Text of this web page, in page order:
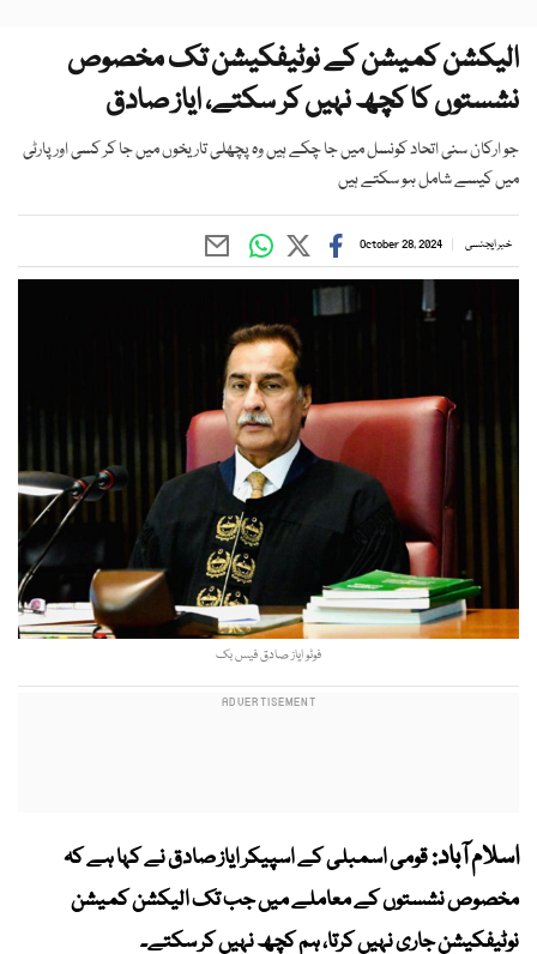
الیکشن کمیشن کے نوٹیفکیشن تک مخصوص
نشستوں کا کچھ نہیں کر سکتے، ایاز صادق
جو ارکان سنی اتحاد کونسل میں جا چکے ہیں وہ پچھلی تاریخوں میں جا کر کسی اور پارٹی
میں کیسے شامل ہو سکتے ہیں
خبر ایجنسی October 28, 2024
فوٹو ایاز صادق فیس بک
اسلام آباد:قومی اسمبلی کے اسپیکر ایاز صادق نے کہا ہے کہ
مخصوص نشستوں کے معاملے میں جب تک الیکشن کمیشن
نوٹیفکیشن جاری نہیں کرتا، ہم کچھ نہیں کر سکتے۔